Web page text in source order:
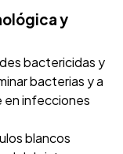
y
bactericidas y
bacterias y a
en infecciones
blancos